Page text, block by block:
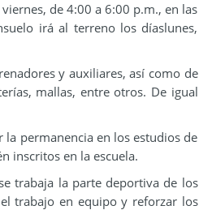
de 4:00 a 6:00 p.m., en las
irá al terreno los díaslunes,
y auxiliares, así como de
mallas, entre otros. De igual
permanencia en los estudios de
inscritos en la escuela.
trabaja la parte deportiva de los
trabajo en equipo y reforzar los